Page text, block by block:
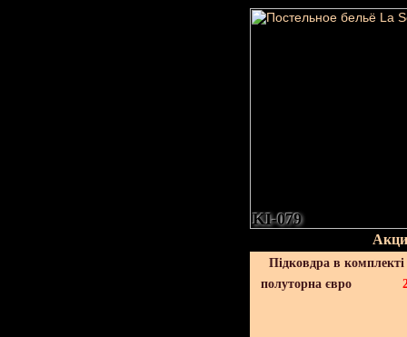
KI-079
Підковдра в
полуторна євро